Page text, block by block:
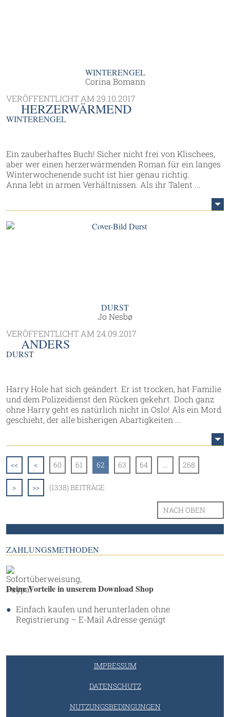
WINTERENGEL
Corina Bomann
VERÖFFENTLICHT AM 29.10.2017
HERZERWÄRMEND
WINTERENGEL
Ein zauberhaftes Buch! Sicher nicht frei von Klischees,
aber wer einen herzerwärmenden Roman für ein langes
Winterwochenende sucht ist hier genau richtig.
Anna lebt in armen Verhältnissen. Als ihr Talent ...
DURST
Jo Nesbø
VERÖFFENTLICHT AM 24.09.2017
ANDERS
DURST
Harry Hole hat sich geändert. Er ist trocken, hat Familie
und dem Polizeidienst den Rücken gekehrt. Doch ganz
ohne Harry geht es natürlich nicht in Oslo! Als ein Mord
geschieht, der alle bisherigen Abartigkeiten ...
<< < 60 61 62 63 64 268
> >> (1338) BEITRÄGE
NACH OBEN
ZAHLUNGSMETHODEN
Deine Vorteile in unserem Download Shop
Einfach kaufen und herunterladen ohne
Registrierung – E-Mail Adresse genügt
IMPRESSUM
DATENSCHUTZ
NUTZUNGSBEDINGUNGEN